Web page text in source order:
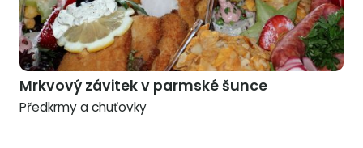
Mrkvový závitek v parmské šunce
Předkrmy a chuťovky